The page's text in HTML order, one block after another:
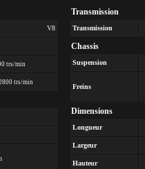
V8
trs/min
trs/min
Transmission
Transmission
Chassis
Suspension
Freins
Dimensions
Longueur
Largeur
Hauteur